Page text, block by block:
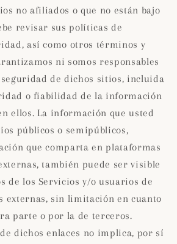
no afiliados o que no están bajo
revisar sus políticas de
así como otros términos y
ni somos responsables
de dichos sitios, incluida
o fiabilidad de la información
ellos. La información que usted
públicos o semipúblicos,
que comparta en plataformas
también puede ser visible
de los Servicios y/o usuarios de
externas, sin limitación en cuanto
parte o por la de terceros.
dichos enlaces no implica, por sí